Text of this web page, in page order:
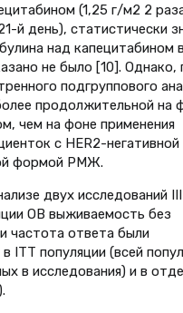
(1,25 г/м2 2
й день), статистически
над капецитабином
не было [10]. Однако,
подгруппового
продолжительной на
чем на фоне применения
с HER2-негативной
формой РМЖ.
двух исследований
ОВ выживаемость без
частота ответа были
ITT популяции (всей
в исследования) и в